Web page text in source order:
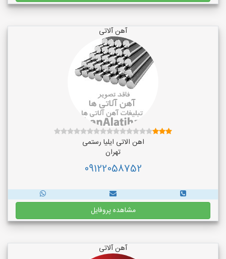
آهن آلاتی
اهن الاتی ایلیا رستمی
تهران
09122058752
مشاهده پروفایل
آهن آلاتی